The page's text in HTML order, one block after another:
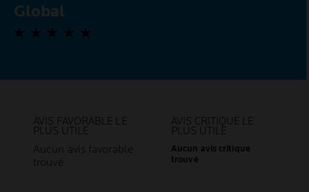
Global
0,0 out of 5 stars
AVIS FAVORABLE LE
PLUS UTILE
Aucun avis favorable
trouvé
AVIS CRITIQUE LE
PLUS UTILE
Aucun avis critique
trouvé